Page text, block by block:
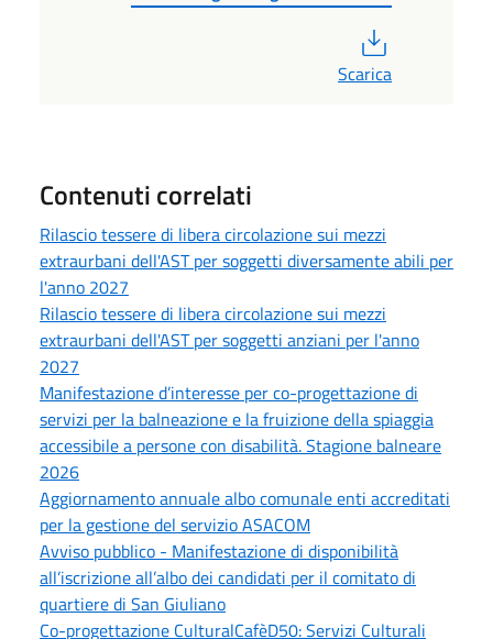
Scarica
Contenuti correlati
Rilascio tessere di libera circolazione sui mezzi
extraurbani dell'AST per soggetti diversamente abili per
l'anno 2027
Rilascio tessere di libera circolazione sui mezzi
extraurbani dell'AST per soggetti anziani per l'anno
2027
Manifestazione d’interesse per co-progettazione di
servizi per la balneazione e la fruizione della spiaggia
accessibile a persone con disabilità. Stagione balneare
2026
Aggiornamento annuale albo comunale enti accreditati
per la gestione del servizio ASACOM
Avviso pubblico - Manifestazione di disponibilità
all’iscrizione all’albo dei candidati per il comitato di
quartiere di San Giuliano
Co-progettazione CulturalCafèD50: Servizi Culturali